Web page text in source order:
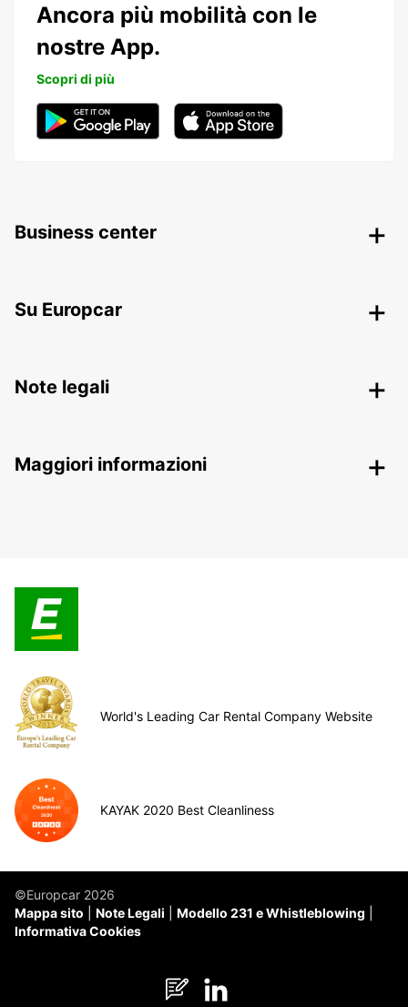
Ancora più mobilità con le
nostre App.
Scopri di più
Business center
Su Europcar
Note legali
Maggiori informazioni
World's Leading Car Rental Company Website
KAYAK 2020 Best Cleanliness
©Europcar 2026
Mappa sito
Note Legali
Modello 231 e Whistleblowing
Informativa Cookies